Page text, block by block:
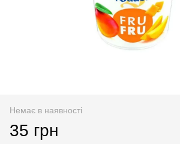
Немає в наявності
35 грн